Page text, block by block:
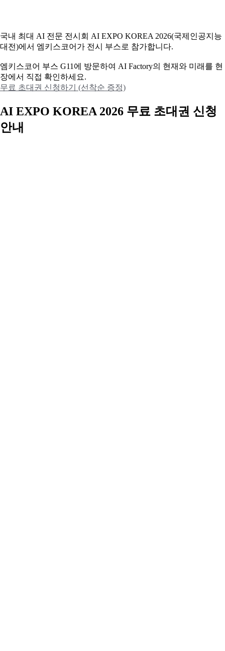
국내 최대 AI 전문 전시회 AI EXPO KOREA 2026(국제인공지능
대전)에서 엠키스코어가 전시 부스로 참가합니다.
엠키스코어 부스 G11에 방문하여 AI Factory의 현재와 미래를 현
장에서 직접 확인하세요.
무료 초대권 신청하기 (선착순 증정)
AI EXPO KOREA 2026 무료 초대권 신청
안내